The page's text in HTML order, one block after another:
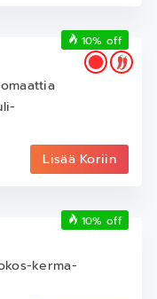
Lisää Koriin
10% off
kerma-
10% off